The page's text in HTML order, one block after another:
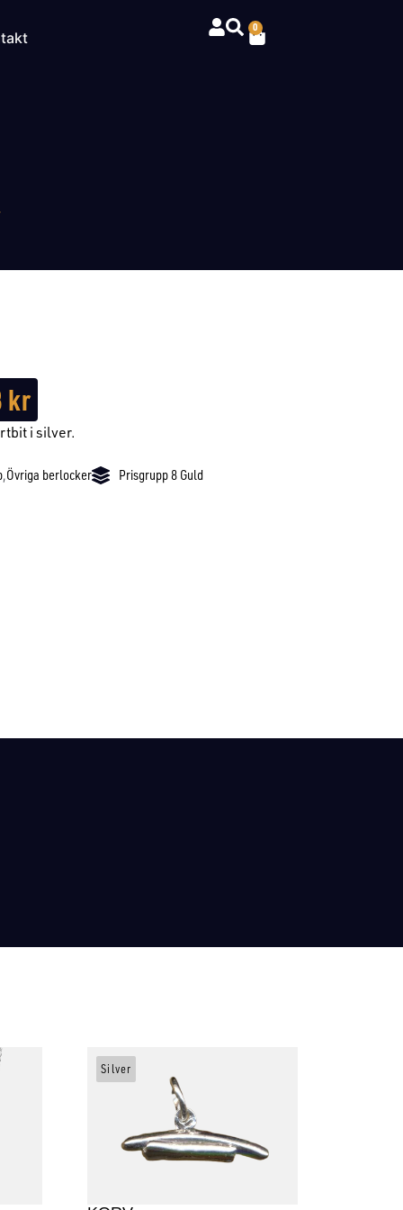
0
kr
i silver.
,Övriga berlocker Prisgrupp 8 Guld
Silver